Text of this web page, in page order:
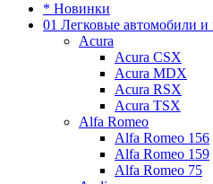
* Новинки
01 Легковые автомобили и
Acura
Acura CSX
Acura MDX
Acura RSX
Acura TSX
Alfa Romeo
Alfa Romeo 156
Alfa Romeo 159
Alfa Romeo 75